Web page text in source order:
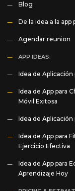
Blog
De la idea a la app
Agendar reunion
APP IDEAS:
Idea de Aplicación
Idea de App para
Móvil Exitosa
Idea de Aplicación
Idea de App para
Ejercicio Efectiva
Idea de App para
Aprendizaje Hoy